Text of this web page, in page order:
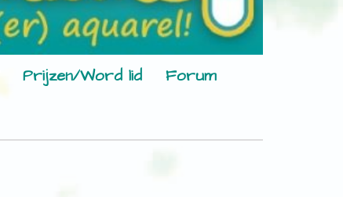
Prijzen/Word lid
Forum